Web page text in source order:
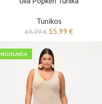
Tunikos
69,99€ 55,99 €
NUOLAIDA